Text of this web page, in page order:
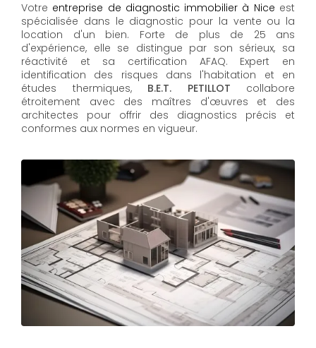
Votre entreprise de diagnostic immobilier à Nice est
spécialisée dans le diagnostic pour la vente ou la
location d'un bien. Forte de plus de 25 ans
d'expérience, elle se distingue par son sérieux, sa
réactivité et sa certification AFAQ. Expert en
identification des risques dans l'habitation et en
études thermiques, B.E.T. PETILLOT collabore
étroitement avec des maîtres d'œuvres et des
architectes pour offrir des diagnostics précis et
conformes aux normes en vigueur.